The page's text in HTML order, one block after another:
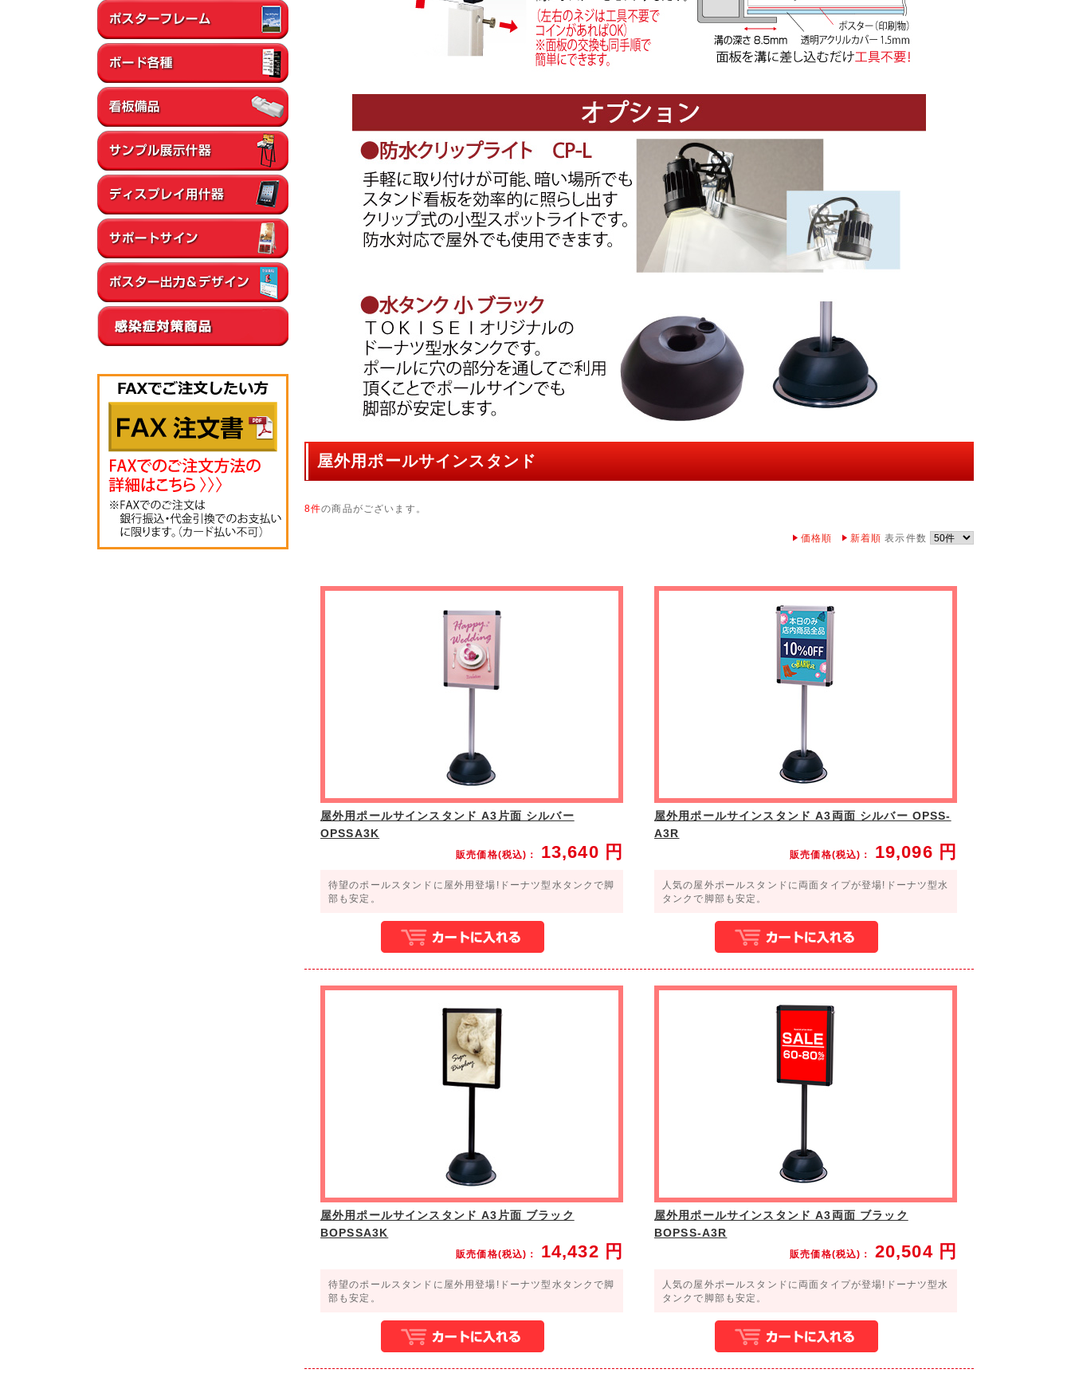
屋外用ポールサインスタンド
8件の商品がございます。
価格順 新着順 表示件数
屋外用ポールサインスタンド A3片面 シルバー
OPSSA3K
販売価格(税込)： 13,640 円
待望のポールスタンドに屋外用登場!ドーナツ型水タンクで脚
部も安定。
屋外用ポールサインスタンド A3両面 シルバー OPSS-
A3R
販売価格(税込)： 19,096 円
人気の屋外ポールスタンドに両面タイプが登場!ドーナツ型水
タンクで脚部も安定。
屋外用ポールサインスタンド A3片面 ブラック
BOPSSA3K
販売価格(税込)： 14,432 円
待望のポールスタンドに屋外用登場!ドーナツ型水タンクで脚
部も安定。
屋外用ポールサインスタンド A3両面 ブラック
BOPSS-A3R
販売価格(税込)： 20,504円
人気の屋外ポールスタンドに両面タイプが登場!ドーナツ型水
タンクで脚部も安定。